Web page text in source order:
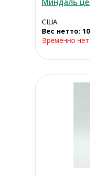
Миндаль
США
Вес нетто:
Временно нет